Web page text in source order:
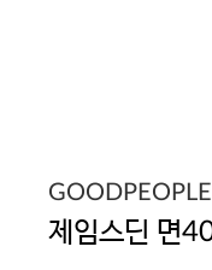
GOODPEOPLE